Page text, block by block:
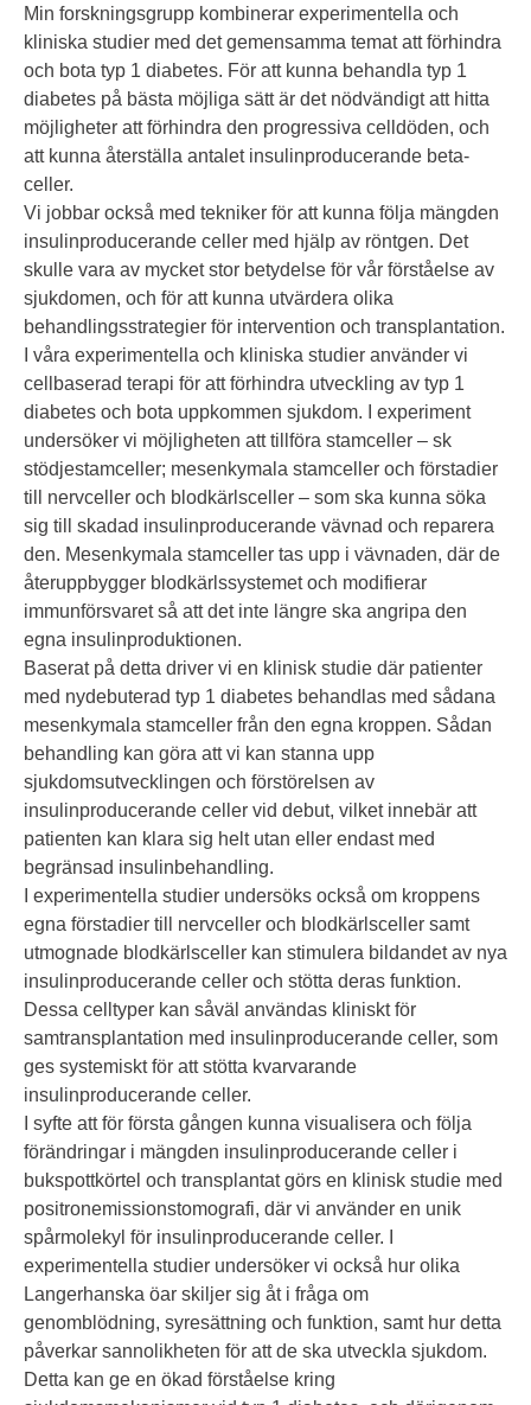
Min forskningsgrupp kombinerar experimentella och
kliniska studier med det gemensamma temat att förhindra
och bota typ 1 diabetes. För att kunna behandla typ 1
diabetes på bästa möjliga sätt är det nödvändigt att hitta
möjligheter att förhindra den progressiva celldöden, och
att kunna återställa antalet insulinproducerande beta-
celler.
Vi jobbar också med tekniker för att kunna följa mängden
insulinproducerande celler med hjälp av röntgen. Det
skulle vara av mycket stor betydelse för vår förståelse av
sjukdomen, och för att kunna utvärdera olika
behandlingsstrategier för intervention och transplantation.
I våra experimentella och kliniska studier använder vi
cellbaserad terapi för att förhindra utveckling av typ 1
diabetes och bota uppkommen sjukdom. I experiment
undersöker vi möjligheten att tillföra stamceller – sk
stödjestamceller; mesenkymala stamceller och förstadier
till nervceller och blodkärlsceller – som ska kunna söka
sig till skadad insulinproducerande vävnad och reparera
den. Mesenkymala stamceller tas upp i vävnaden, där de
återuppbygger blodkärlssystemet och modifierar
immunförsvaret så att det inte längre ska angripa den
egna insulinproduktionen.
Baserat på detta driver vi en klinisk studie där patienter
med nydebuterad typ 1 diabetes behandlas med sådana
mesenkymala stamceller från den egna kroppen. Sådan
behandling kan göra att vi kan stanna upp
sjukdomsutvecklingen och förstörelsen av
insulinproducerande celler vid debut, vilket innebär att
patienten kan klara sig helt utan eller endast med
begränsad insulinbehandling.
I experimentella studier undersöks också om kroppens
egna förstadier till nervceller och blodkärlsceller samt
utmognade blodkärlsceller kan stimulera bildandet av nya
insulinproducerande celler och stötta deras funktion.
Dessa celltyper kan såväl användas kliniskt för
samtransplantation med insulinproducerande celler, som
ges systemiskt för att stötta kvarvarande
insulinproducerande celler.
I syfte att för första gången kunna visualisera och följa
förändringar i mängden insulinproducerande celler i
bukspottkörtel och transplantat görs en klinisk studie med
positronemissionstomografi, där vi använder en unik
spårmolekyl för insulinproducerande celler. I
experimentella studier undersöker vi också hur olika
Langerhanska öar skiljer sig åt i fråga om
genomblödning, syresättning och funktion, samt hur detta
påverkar sannolikheten för att de ska utveckla sjukdom.
Detta kan ge en ökad förståelse kring